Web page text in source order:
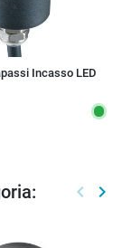
Incasso LED
keyboard_arrow_left keyboard_arrow_right